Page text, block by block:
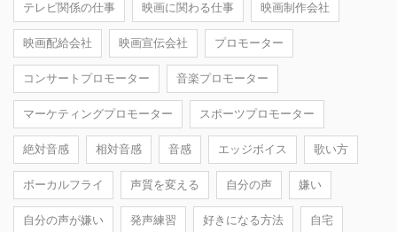
テレビ関係の仕事 映画に関わる仕事 映画制作会社
映画配給会社 映画宣伝会社 プロモーター
コンサートプロモーター 音楽プロモーター
マーケティングプロモーター スポーツプロモーター
絶対音感 相対音感 音感 エッジボイス 歌い方
ボーカルフライ 声質を変える 自分の声 嫌い
自分の声が嫌い 発声練習 好きになる方法 自宅